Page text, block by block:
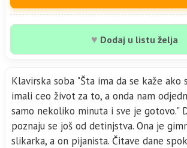
♥ Dodaj u listu želja
Klavirska soba "Šta ima da se kaže ako
imali ceo život za to, a onda nam
samo nekoliko minuta i sve je gotovo."
poznaju se još od detinjstva. Ona je
slikarka, a on pijanista. Čitave dane